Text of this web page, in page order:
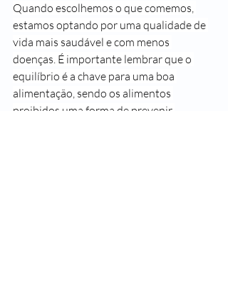
Quando escolhemos o que comemos,
estamos optando por uma qualidade de
vida mais saudável e com menos
doenças. É importante lembrar que o
equilíbrio é a chave para uma boa
alimentação, sendo os alimentos
proibidos uma forma de prevenir